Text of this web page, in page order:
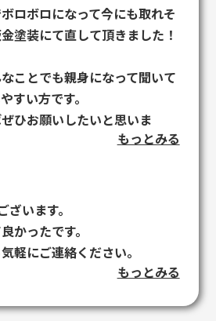
ロボロになって今にも取れそ
塗装にて直して頂きました！
ことでも親身になって聞いて
すい方です。
ひお願いしたいと思いま
もっとみる
います。
かったです。
軽にご連絡ください。
もっとみる